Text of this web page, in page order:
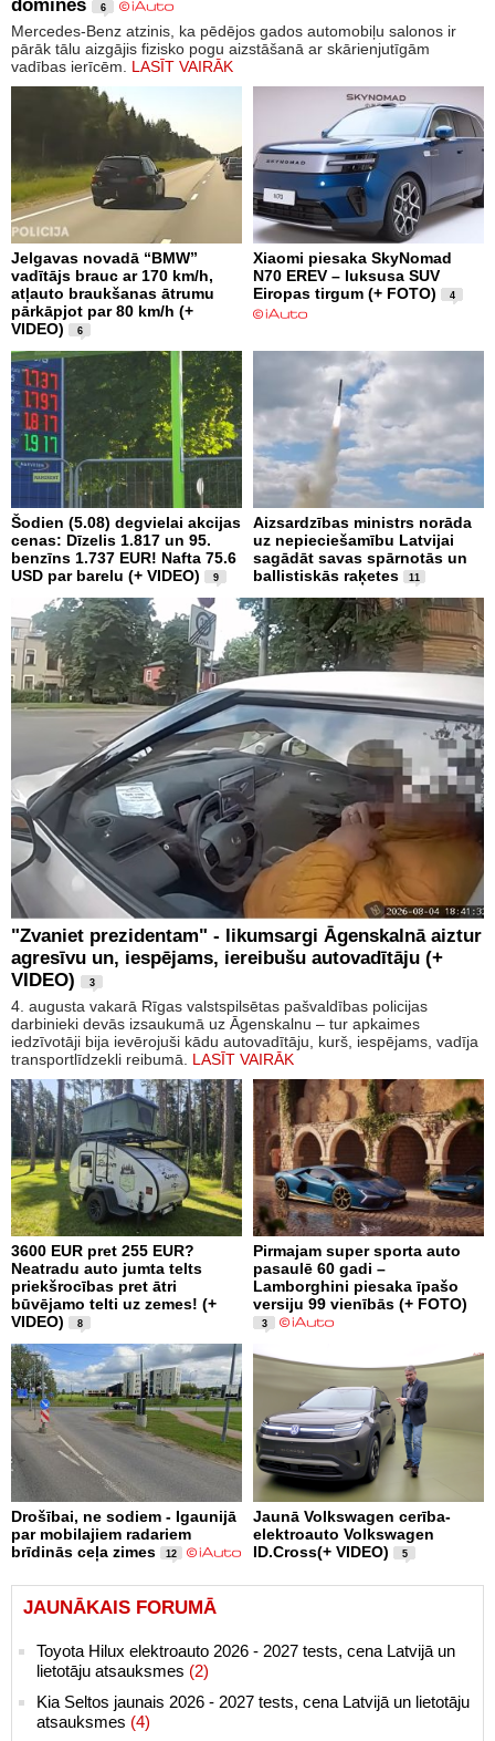
dominēs 6
Mercedes-Benz atzinis, ka pēdējos gados automobiļu salonos ir
pārāk tālu aizgājis fizisko pogu aizstāšanā ar skārienjutīgām
vadības ierīcēm. LASĪT VAIRĀK
Jelgavas novadā “BMW”
vadītājs brauc ar 170 km/h,
atļauto braukšanas ātrumu
pārkāpjot par 80 km/h (+
VIDEO)
6
Xiaomi piesaka SkyNomad
N70 EREV – luksusa SUV
Eiropas tirgum (+ FOTO)
4
Šodien (5.08) degvielai akcijas
cenas: Dīzelis 1.817 un 95.
benzīns 1.737 EUR! Nafta 75.6
USD par barelu (+ VIDEO)
9
Aizsardzības ministrs norāda
uz nepieciešamību Latvijai
sagādāt savas spārnotās un
ballistiskās raķetes
11
"Zvaniet prezidentam" - likumsargi Āgenskalnā aiztur
agresīvu un, iespējams, iereibušu autovadītāju (+
VIDEO)
3
4. augusta vakarā Rīgas valstspilsētas pašvaldības policijas
darbinieki devās izsaukumā uz Āgenskalnu – tur apkaimes
iedzīvotāji bija ievērojuši kādu autovadītāju, kurš, iespējams, vadīja
transportlīdzekli reibumā. LASĪT VAIRĀK
3600 EUR pret 255 EUR?
Neatradu auto jumta telts
priekšrocības pret ātri
būvējamo telti uz zemes! (+
VIDEO)
8
Pirmajam super sporta auto
pasaulē 60 gadi –
Lamborghini piesaka īpašo
versiju 99 vienībās (+ FOTO)
3
Drošībai, ne sodiem - Igaunijā
par mobilajiem radariem
brīdinās ceļa zimes
12
Jaunā Volkswagen cerība-
elektroauto Volkswagen
ID.Cross(+ VIDEO)
5
JAUNĀKAIS FORUMĀ
Toyota Hilux elektroauto 2026 - 2027 tests, cena Latvijā un
lietotāju atsauksmes (2)
Kia Seltos jaunais 2026 - 2027 tests, cena Latvijā un lietotāju
atsauksmes (4)